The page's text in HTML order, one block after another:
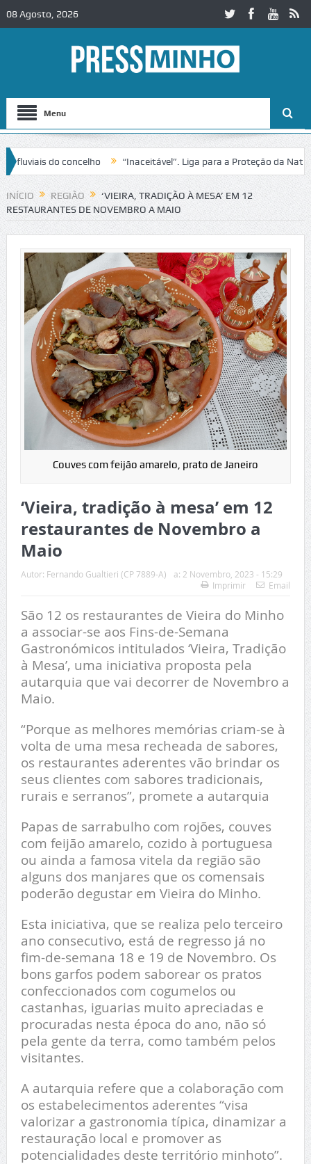
08 Agosto, 2026
Menu
do concelho “Inaceitável”. Liga para a Proteção da Natureza
no IC2 em Alcobaça Igreja do Castelo de Cerveira assegura
INÍCIO REGIÃO
‘VIEIRA, TRADIÇÃO À MESA’ EM 12
RESTAURANTES DE NOVEMBRO A MAIO
Couves com feijão amarelo, prato de Janeiro
‘Vieira, tradição à mesa’ em 12
restaurantes de Novembro a
Maio
Autor: Fernando Gualtieri (CP 7889-A) a: 2 Novembro, 2023 - 15:29
Imprimir
Email
São 12 os restaurantes de Vieira do Minho
a associar-se aos Fins-de-Semana
Gastronómicos intitulados ‘Vieira, Tradição
à Mesa’, uma iniciativa proposta pela
autarquia que vai decorrer de Novembro a
Maio.
“Porque as melhores memórias criam-se à
volta de uma mesa recheada de sabores,
os restaurantes aderentes vão brindar os
seus clientes com sabores tradicionais,
rurais e serranos”, promete a autarquia
Papas de sarrabulho com rojões, couves
com feijão amarelo, cozido à portuguesa
ou ainda a famosa vitela da região são
alguns dos manjares que os comensais
poderão degustar em Vieira do Minho.
Esta iniciativa, que se realiza pelo terceiro
ano consecutivo, está de regresso já no
fim-de-semana 18 e 19 de Novembro. Os
bons garfos podem saborear os pratos
confeccionados com cogumelos ou
castanhas, iguarias muito apreciadas e
procuradas nesta época do ano, não só
pela gente da terra, como também pelos
visitantes.
A autarquia refere que a colaboração com
os estabelecimentos aderentes “visa
valorizar a gastronomia típica, dinamizar a
restauração local e promover as
potencialidades deste território minhoto”.